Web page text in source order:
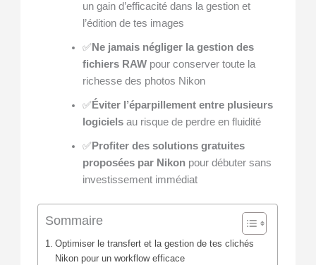
un gain d’efficacité dans la gestion et
l’édition de tes images
✅ Ne jamais négliger la gestion des
fichiers RAWpour conserver toute la
richesse des photos Nikon
✅ Éviter l’éparpillement entre plusieurs
logicielsau risque de perdre en fluidité
✅ Profiter des solutions gratuites
proposées par Nikonpour débuter sans
investissement immédiat
Sommaire
Optimiser le transfert et la gestion de tes clichés
Nikon pour un workflow efficace